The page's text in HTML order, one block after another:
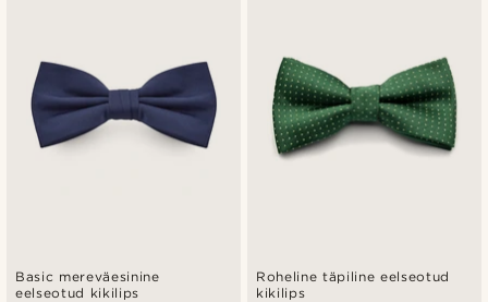
Basic mereväesinine
eelseotud kikilips
Roheline täpiline eelseotud
kikilips